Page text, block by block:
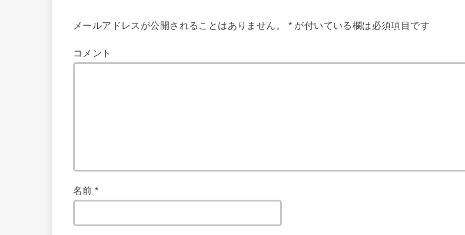
メールアドレスが公開されることはありません。 *が付いている欄は必須項目です
コメント
名前*